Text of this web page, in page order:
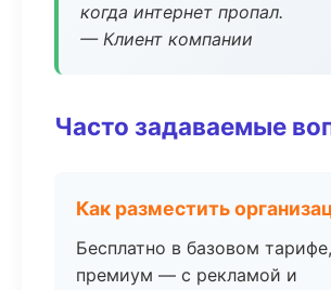
когда интернет пропал.
— Клиент компании
Часто задаваемые
Как разместить
Бесплатно в базовом тарифе,
премиум — с рекламой и